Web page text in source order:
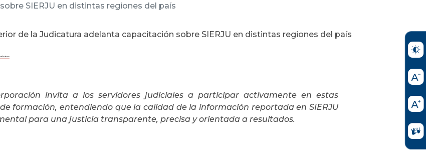
SIERJU en distintas regiones del país
de la Judicatura adelanta capacitación sobre SIERJU en distintas regiones del país
invita a los servidores judiciales a participar activamente en estas
formación, entendiendo que la calidad de la información reportada en SIERJU
para una justicia transparente, precisa y orientada a resultados.